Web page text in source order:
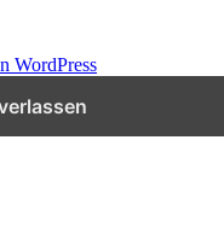
WordPress